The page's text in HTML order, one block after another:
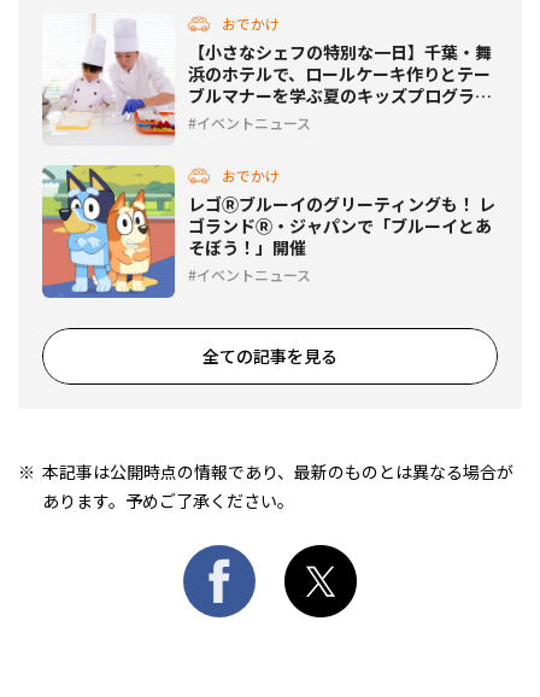
おでかけ
【小さなシェフの特別な一日】千葉・舞
浜のホテルで、ロールケーキ作りとテー
ブルマナーを学ぶ夏のキッズプログラム
を開催
イベントニュース
おでかけ
レゴⓇブルーイのグリーティングも！ レ
ゴランドⓇ・ジャパンで「ブルーイとあ
そぼう！」開催
イベントニュース
全ての記事を見る
本記事は公開時点の情報であり、最新のものとは異なる場合が
あります。予めご了承ください。